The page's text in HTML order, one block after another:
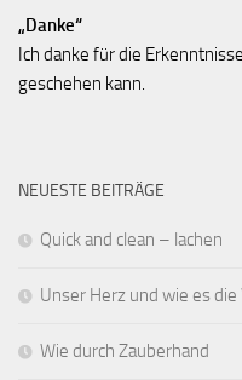
„Danke“
Ich danke für die
geschehen kann.
NEUESTE BEITRÄGE
Quick and clean – lachen
Unser Herz und wie es
Wie durch Zauberhand